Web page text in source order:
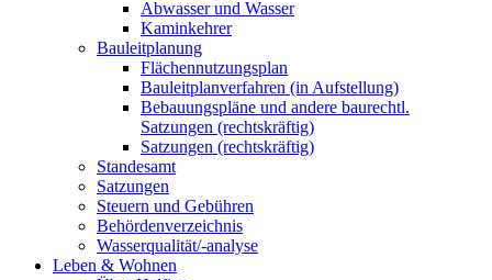
Abwasser und Wasser
Kaminkehrer
Bauleitplanung
Flächennutzungsplan
Bauleitplanverfahren (in Aufstellung)
Bebauungspläne und andere baurechtl.
Satzungen (rechtskräftig)
Satzungen (rechtskräftig)
Standesamt
Satzungen
Steuern und Gebühren
Behördenverzeichnis
Wasserqualität/-analyse
Leben & Wohnen